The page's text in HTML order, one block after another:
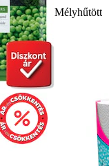
Mélyhűtött